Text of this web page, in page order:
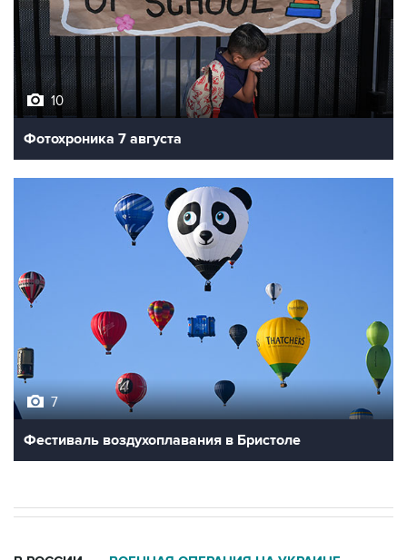
10
Фотохроника 7 августа
Фестиваль воздухоплавания в Бристоле